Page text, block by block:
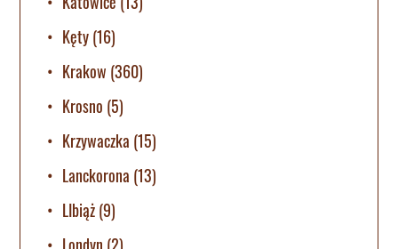
Kęty(16)
Krakow (360)
Krosno (5)
Krzywaczka (15)
Lanckorona (13)
LIbiąż(9)
Londyn (2)